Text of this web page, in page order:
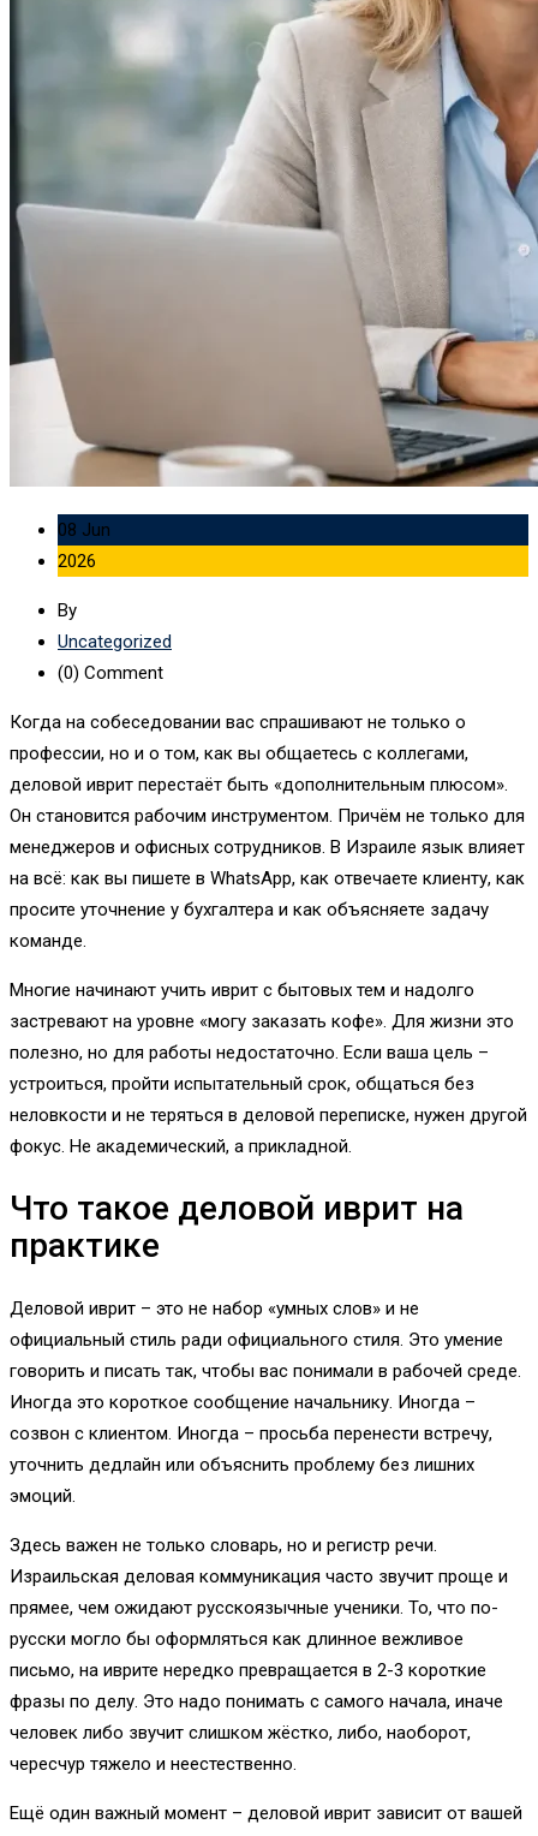
08 Jun
2026
By
Uncategorized
(0) Comment
Когда на собеседовании вас спрашивают не только о
профессии, но и о том, как вы общаетесь с коллегами,
деловой иврит перестаёт быть «дополнительным плюсом».
Он становится рабочим инструментом. Причём не только для
менеджеров и офисных сотрудников. В Израиле язык влияет
на всё: как вы пишете в WhatsApp, как отвечаете клиенту, как
просите уточнение у бухгалтера и как объясняете задачу
команде.
Многие начинают учить иврит с бытовых тем и надолго
застревают на уровне «могу заказать кофе». Для жизни это
полезно, но для работы недостаточно. Если ваша цель –
устроиться, пройти испытательный срок, общаться без
неловкости и не теряться в деловой переписке, нужен другой
фокус. Не академический, а прикладной.
Что такое деловой иврит на
практике
Деловой иврит – это не набор «умных слов» и не
официальный стиль ради официального стиля. Это умение
говорить и писать так, чтобы вас понимали в рабочей среде.
Иногда это короткое сообщение начальнику. Иногда –
созвон с клиентом. Иногда – просьба перенести встречу,
уточнить дедлайн или объяснить проблему без лишних
эмоций.
Здесь важен не только словарь, но и регистр речи.
Израильская деловая коммуникация часто звучит проще и
прямее, чем ожидают русскоязычные ученики. То, что по-
русски могло бы оформляться как длинное вежливое
письмо, на иврите нередко превращается в 2-3 короткие
фразы по делу. Это надо понимать с самого начала, иначе
человек либо звучит слишком жёстко, либо, наоборот,
чересчур тяжело и неестественно.
Ещё один важный момент – деловой иврит зависит от вашей